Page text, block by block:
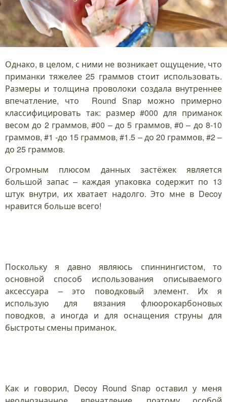
Однако, в целом, с ними не возникает ощущение, что
приманки тяжелее 25 граммов стоит использовать.
Размеры и толщина проволоки создала внутреннее
впечатление, что Round Snap можно примерно
классифицировать так: размер #000 для приманок
весом до 2 граммов, #00 – до 5 граммов, #0 – до 8-10
граммов, #1 -до 15 граммов, #1.5 – до 20 граммов, #2 –
до 25 граммов.
Огромным плюсом данных застёжек является
большой запас – каждая упаковка содержит по 13
штук внутри, их хватает надолго. Это мне в Decoy
нравится больше всего!